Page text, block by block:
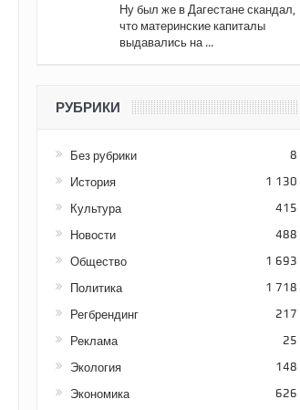
Ну был же в Дагестане скандал,
что материнские капиталы
выдавались на ...
РУБРИКИ
Без рубрики 8
История 1 130
Культура 415
Новости 488
Общество 1 693
Политика 1 718
Регбрендинг 217
Реклама 25
Экология 148
Экономика 626